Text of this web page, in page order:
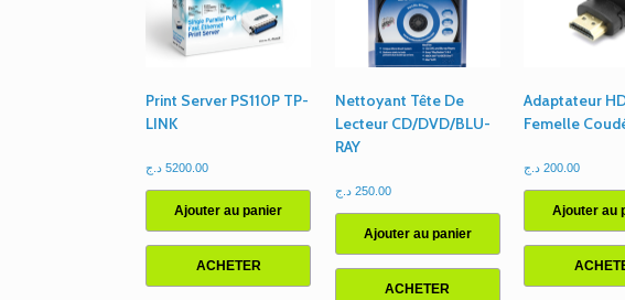
Print Server PS110P TP-
LINK
5200.00 د.ج
Ajouter au panier
ACHETER
Nettoyant Tête De
Lecteur CD/DVD/BLU-
RAY
250.00 د.ج
Ajouter au panier
ACHETER
Adaptateur
Femelle
200.00 د.ج
Ajouter au